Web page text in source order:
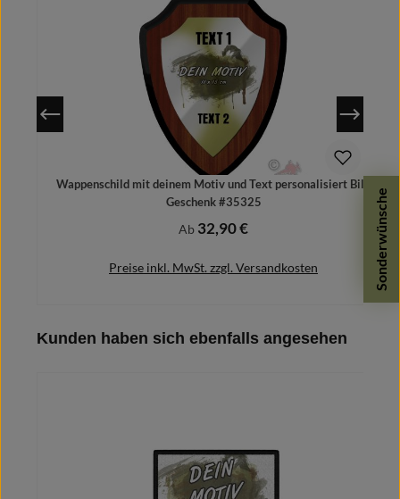
Sonderwünsche
Wappenschild mit deinem Motiv und Text personalisiert Bild
Geschenk #35325
Regulärer Preis:
Ab 32,90 €
Preise inkl. MwSt. zzgl. Versandkosten
Produktgalerie überspringen
Kunden haben sich ebenfalls angesehen